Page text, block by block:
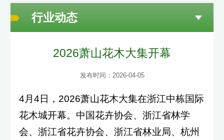
行业动态
2026萧山花木大集开幕
发布时间：2026-04-05
4月4日，2026萧山花木大集在浙江中栋国际
花木城开幕。中国花卉协会、浙江省林学
会、浙江省花卉协会、浙江省林业局、杭州